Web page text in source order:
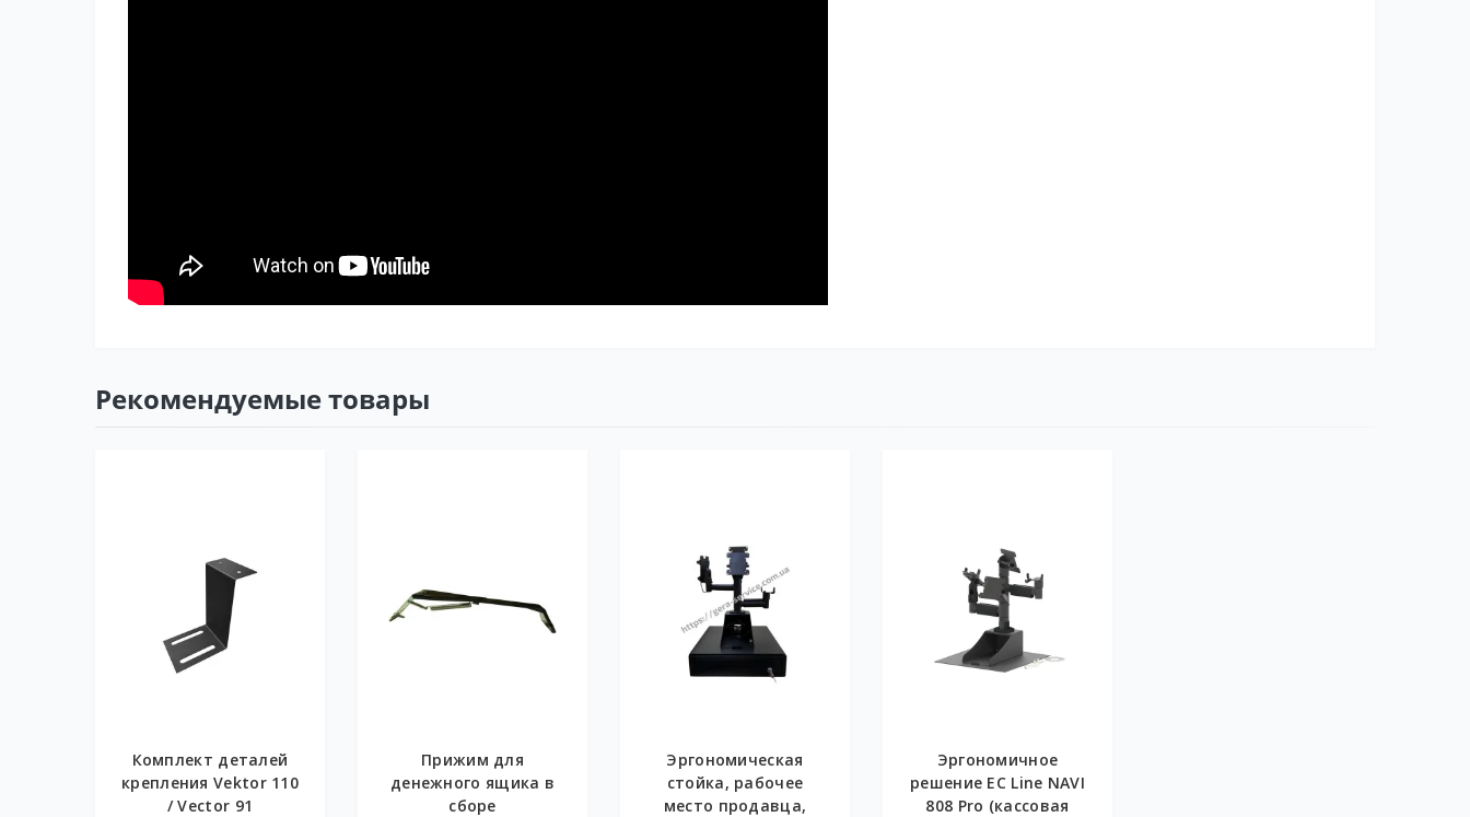
Рекомендуемые товары
Комплект деталей
крепления Vektor 110
/ Vector 91
Прижим для
денежного ящика в
сборе
Эргономическая
стойка, рабочее
место продавца,
Эргономичное
решение EC Line NAVI
808 Pro (кассовая